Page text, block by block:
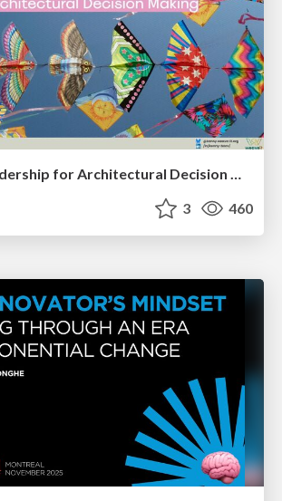
Technical Leadership for Architectural Decision Making
3 460